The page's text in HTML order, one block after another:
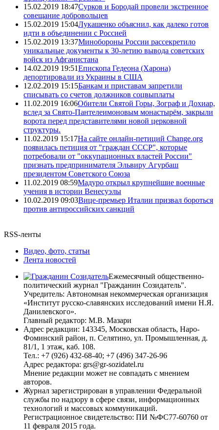
15.02.2019 18:47Сурков и Бородай провели экстренное
совещание добровольцев
15.02.2019 15:04Лукашенко объяснил, как далеко готов
идти в объединении с Россией
15.02.2019 13:37Минобороны России рассекретило
уникальные документы к 30-летию вывода советских
войск из Афганистана
14.02.2019 19:51Епископа Гедеона (Харона)
депортировали из Украины в США
12.02.2019 15:15Банкам и приставам запретили
списывать со счетов должников соцвыплаты
11.02.2019 16:06Обители Святой Горы, Зограф и Дохиар,
вслед за Свято-Пантелеимоновым монастырём, закрыли
ворота перед представителями новой церковной
структуры.
11.02.2019 15:17На сайте онлайн-петиций Change.org
появилась петиция от "граждан СССР", которые
потребовали от "оккупационных властей России"
признать предпринимателя Эльвиру Агурбаш
президентом Советского Союза
11.02.2019 08:59Мадуро открыл крупнейшие военные
учения в истории Венесуэлы
10.02.2019 09:03Вице-премьер Италии призвал бороться
против антироссийских санкций
RSS-ленты
Видео, фото, статьи
Лента новостей
Ежемесячный общественно-
политический журнал "Гражданин Созидатель".
Учредитель: Автономная некоммерческая организация
«Институт русско-славянских исследований имени Н.Я.
Данилевского».
Главный редактор: М.В. Мазари
Адрес редакции: 143345, Московская область, Наро-
Фоминский район, п. Селятино, ул. Промышленная, д.
81/1, 1 этаж, каб. 108.
Тел.: +7 (926) 432-68-40; +7 (496) 347-26-96
Адрес редактора: grs@gr-sozidatel.ru
Мнение редакции может не совпадать с мнением
авторов.
Журнал зарегистрирован в управлении Федеральной
службы по надзору в сфере связи, информационных
технологий и массовых коммуникаций.
Регистрационное свидетельство: ПИ №ФС77-60760 от
11 февраля 2015 года.